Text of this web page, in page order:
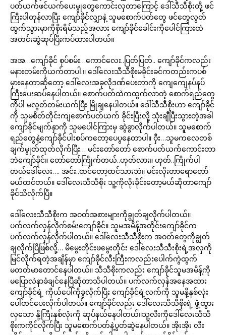
ပတ်ယက်ဖင်ယက်ပေးမွုတွေကောင်းလှတာကြောင့် ဒေါ်သီသီစိုးတို့ ဖင်
ကြီးပါတုန်လာပြီး ကျော်ခိုင်လျှာနဲ့ သူမစောက်ပတ်တွေ ဖင်တွေလွတ်
ထွက်သွားမှာကိုစိုးရိမ်သည့်အလား ကျော်ခိုင်ခေါင်းကိုပေါင်ကြားထဲ
အတင်းဆွဲဆုပ်ပြီးကပ်ထားပါတယ်။
အအ…ကျော်ခိုင် စုပ်စမ်း…ကောင်လေး..ပြတ်ပြတ်.. ကျော်ခိုင်ကလည်း
မနားတမ်းကိုယက်တာပါ.။ ဒေါ်လေးသီသီစိုးမခိုင်းခင်ကတည်းကပစ်
မှားနေတာဆိုတော့ ဒေါ်လေးအခုလိုဒဏ်ပေးတာကို ကျေကျေနပ်နပ်
ကြီးပေးဆပ်နေပါတယ်။ စောက်ပတ်ထဲကထွက်လာတဲ့ စောက်ရည်တွေ
ကိုပါ မလွတ်တမ်းယက်ပြီး မြိုချနေပါတယ်။ ဒေါ်သီသီစိုးဟာ ကျော်ခိုင်
ကို သူမစိတ်တိုင်းကျစောက်ပတ်ယက် ခိုင်းပြီးလို့ သုံးချီပြီးသွားတဲ့အခါ
ကျော်ခိုင်မျက်နှာကို သူမပေါင်ကြားမှ ဆွဲခွာလိုက်ပါတယ်။ သူမစောက်
ရည်တွေနဲ့ကျော်ခိုင်ပါးစပ်ကတော့ပေပွနေတာပါ။ ဝှီး…သူမကလေတစ်
ချက်မွုတ်ထုတ်လိုက်ပြီး… မင်းတော်တော် စောက်ပတ်ယက်ကောင်းတာ
ဘဲကျော်ခိုင်။ တော်တော်ကြိုက်တယ်..ဟုတ်လား။ ဟုတ်..ကြိုက်ပါ
တယ်ဒေါ်လေး…. အင်း..ထင်တော့ထင်သားဘဲ။ မင်းလိုးတာရောတော်
မယ်ထင်တယ်။ ဒေါ်လေးသီသီစိုး သူ့ကိုလိုးခိုင်းတော့မယ်ဆိုတာကျော်
ခိုင်သိလိုက်ပြီ။
ဒေါ်လေးသီသီစိုးက အဝတ်အစားများကိုချွတ်ချလိုက်ပါတယ်။
ပက်လက်လှန်လိုက်စမ်းကျော်ခိုင်။ သူမအမိန့်အတိုင်းကျော်ခိုင်က
ပက်လက်လှန်လိုက်ပါတယ်။ ဒေါ်လေးသီသီစိုးက အဝတ်တွေကိုချွတ်
ချလိုက်ပြိဖြစ်လို့… မိမွေးတိုင်းဖမွေးတိုင်း ဒေါ်လေးသီသီးစိုးရဲ့အလှကို
မြင်လိုက်ရတဲ့အချိန်မှာ ကျော်ခိုင်လီးကြီးကလည်းပေါက်ကွဲထွက်
မတတ်မာတောင်နေပါတယ်။ သီသီစိုးကလည်း ကျော်ခိုင်သူမအမိန့်ကို
မပြောလဲနာခံချင်နေပြီဆိုတာသိပါတယ်။ ပက်လက်လှန်အနေအထား
ကျော်ခိုင်ရဲ့ ကိုယ်ပေါ်ကိုခွလိုက်ပြီး ကျော်ခိုင်ရဲ့လက်ကို သူမနို့နှစ်လုံး
ပေါ်တင်ပေးလိုက်ပါတယ်။ ကျော်ခိုင်လည်း ဒေါ်လေးသီသီစိုးရဲ့ ဖွံ့ထွား
လှသော နို့ကြီးနှစ်လုံးကို ဆုပ်နယ်နေပါတယ်။သူ့လီးကိုဒေါ်လေးသီသီ
စိုးကကိုင်လိုက်ပြီး သူမစောက်ပတ်နဲ့ပွတ်ဆွဲနေပါတယ်။ အိုးအိုး လီး